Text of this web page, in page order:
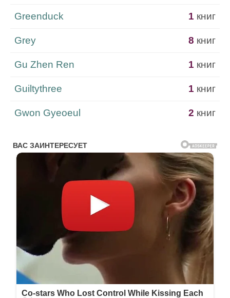
Greenduck 1 книг
Grey 8 книг
Gu Zhen Ren 1 книг
Guiltythree 1 книг
Gwon Gyeoeul 2 книг